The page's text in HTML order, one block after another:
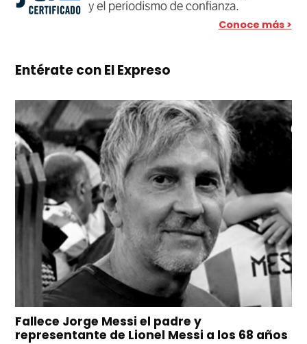
Conoce más >
Entérate con El Expreso
Fallece Jorge Messi el padre y
representante de Lionel Messi a los 68 años